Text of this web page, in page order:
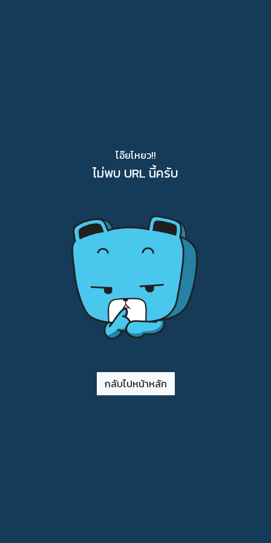
โอ๊ยโหยว!!
ไม่พบ URL นี้ครับ
กลับไปหน้าหลัก